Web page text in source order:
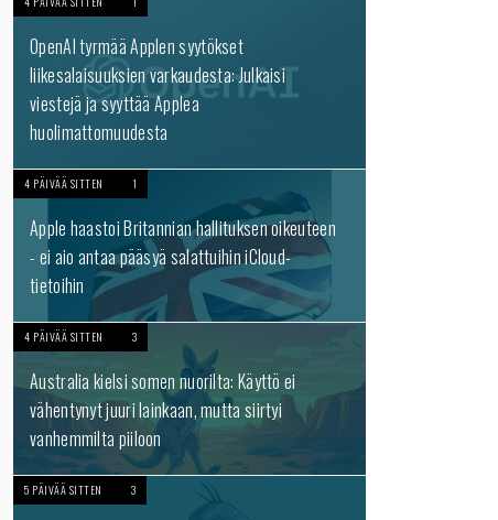
OpenAI tyrmää Applen syytökset
liikesalaisuuksien varkaudesta: Julkaisi
viestejä ja syyttää Applea
huolimattomuudesta
4 PÄIVÄÄ SITTEN 1
Apple haastoi Britannian hallituksen oikeuteen
- ei aio antaa pääsyä salattuihin iCloud-
tietoihin
4 PÄIVÄÄ SITTEN 3
Australia kielsi somen nuorilta: Käyttö ei
vähentynyt juuri lainkaan, mutta siirtyi
vanhemmilta piiloon
5 PÄIVÄÄ SITTEN 3